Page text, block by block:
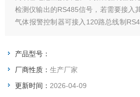
检测仪输出的RS485信号，若需要接入
气体报警控制器可接入120路总线制
产品型号：
厂商性质： 生产厂家
更新时间： 2026-04-09